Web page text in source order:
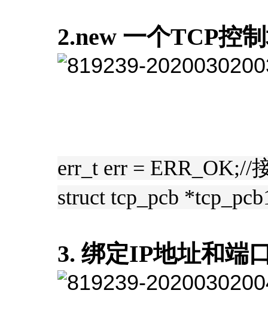
2.new 一个TCP控
err_t err = ERR_OK;//
struct tcp_pcb
3. 绑定IP地址和端